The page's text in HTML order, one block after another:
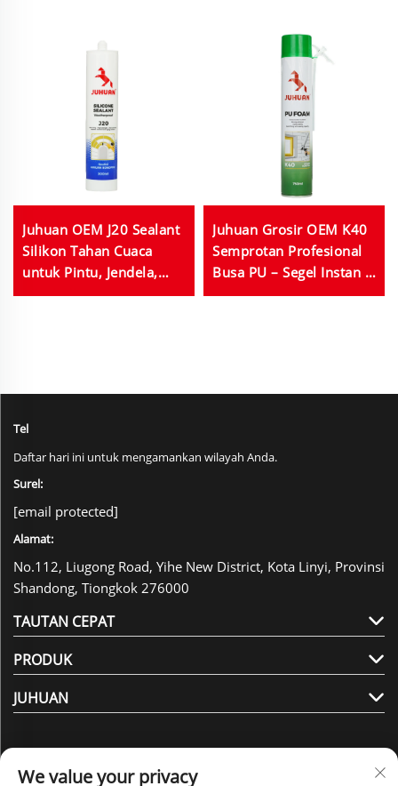
Juhuan OEM J20 Sealant
Silikon Tahan Cuaca
untuk Pintu, Jendela,
dan Dinding Tirai dalam
Juhuan Grosir OEM K40
Semprotan Profesional
Busa PU – Segel Instan &
Insulasi Unggul
Tel
Daftar hari ini untuk mengamankan wilayah Anda.
Surel:
[email protected]
Alamat:
No.112, Liugong Road, Yihe New District, Kota Linyi, Provinsi
Shandong, Tiongkok 276000
TAUTAN CEPAT
PRODUK
JUHUAN
We value your privacy